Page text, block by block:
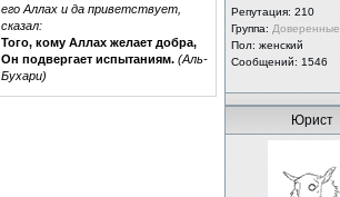
его Аллах и да приветствует,
сказал:
Того, кому Аллах желает добра,
Он подвергает испытаниям. (Аль-
Бухари)
Репутация: 210
Группа: Доверенные
Пол: женский
Сообщений: 1546
Юрист